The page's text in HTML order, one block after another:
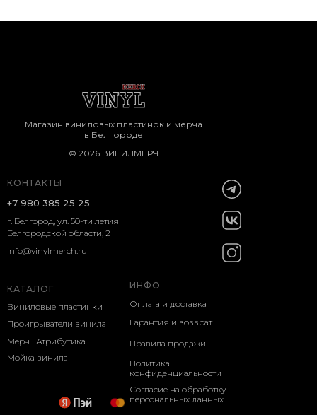
КОНТАКТЫ
г. Белгород, ул. 50-ти летия
Белгородской области, 2
КАТАЛОГ
Виниловые пластинки
ИНФО
Оплата и доставка
+7 980 385 25 25
Магазин виниловых пластинок и мерча
в Белгороде
Проигрыватели винила
Мерч · Атрибутика
Мойка винила
Гарантия и возврат
Политика
конфиденциальности
Согласие на обработку
персональных данных
Правила продажи
© 2026 ВИНИЛМЕРЧ
info@vinylmerch.ru